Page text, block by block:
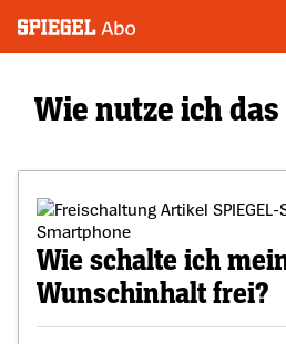
Wie nutze ich
Wie schalte ich
Wunschinhalt frei?